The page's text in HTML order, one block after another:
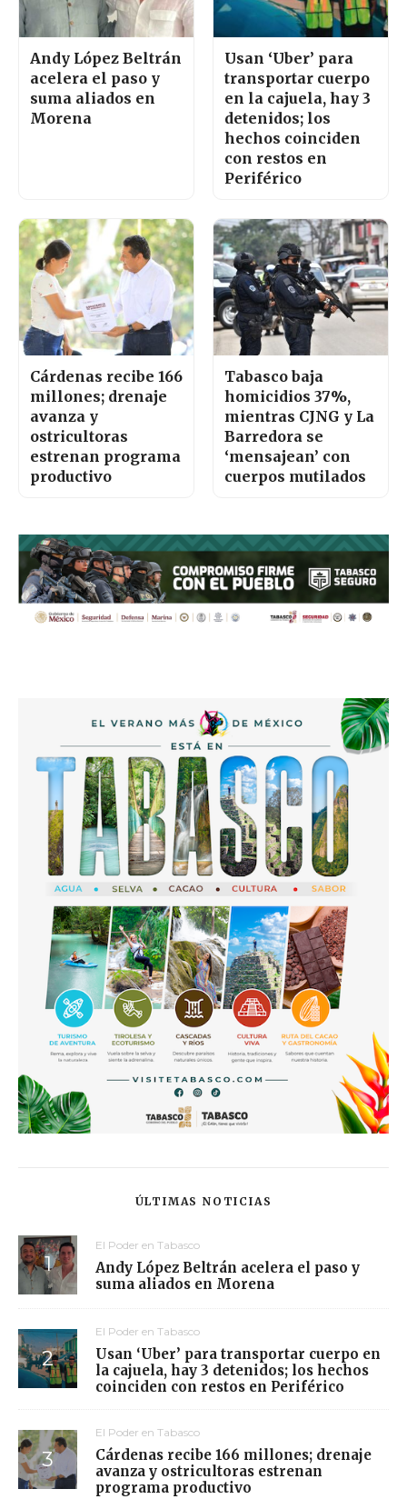
Andy López Beltrán
acelera el paso y
suma aliados en
Morena
Usan ‘Uber’ para
transportar cuerpo
en la cajuela, hay 3
detenidos; los
hechos coinciden
con restos en
Periférico
Cárdenas recibe 166
millones; drenaje
avanza y
ostricultoras
estrenan programa
productivo
Tabasco baja
homicidios 37%,
mientras CJNG y La
Barredora se
‘mensajean’ con
cuerpos mutilados
ÚLTIMAS NOTICIAS
El Poder en Tabasco
Andy López Beltrán acelera el paso y
suma aliados en Morena
El Poder en Tabasco
Usan ‘Uber’ para transportar cuerpo en
la cajuela, hay 3 detenidos; los hechos
coinciden con restos en Periférico
El Poder en Tabasco
Cárdenas recibe 166 millones; drenaje
avanza y ostricultoras estrenan
programa productivo